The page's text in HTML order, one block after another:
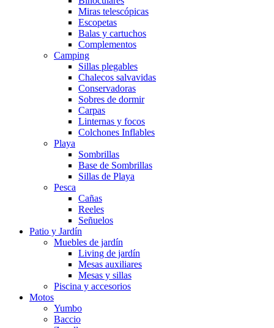
Miras telescópicas
Escopetas
Balas y cartuchos
Complementos
Camping
Sillas plegables
Chalecos salvavidas
Conservadoras
Sobres de dormir
Carpas
Linternas y focos
Colchones Inflables
Playa
Sombrillas
Base de Sombrillas
Sillas de Playa
Pesca
Cañas
Reeles
Señuelos
Patio y Jardín
Muebles de jardín
Living de jardín
Mesas auxiliares
Mesas y sillas
Piscina y accesorios
Motos
Yumbo
Baccio